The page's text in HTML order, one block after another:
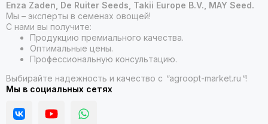
Enza Zaden, De Ruiter Seeds, Takii Europe B.V., MAY Seed.
Мы – эксперты в семенах овощей!
С нами вы получите:
Продукцию премиального качества.
Оптимальные цены.
Профессиональную консультацию.
Выбирайте надежность и качество с "agroopt-market.ru "!
Мы в социальных сетях